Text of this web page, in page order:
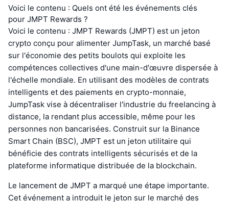
Voici le contenu : Quels ont été les événements clés
pour JMPT Rewards ?
Voici le contenu : JMPT Rewards (JMPT) est un jeton
crypto conçu pour alimenter JumpTask, un marché basé
sur l'économie des petits boulots qui exploite les
compétences collectives d'une main-d'œuvre dispersée à
l'échelle mondiale. En utilisant des modèles de contrats
intelligents et des paiements en crypto-monnaie,
JumpTask vise à décentraliser l'industrie du freelancing à
distance, la rendant plus accessible, même pour les
personnes non bancarisées. Construit sur la Binance
Smart Chain (BSC), JMPT est un jeton utilitaire qui
bénéficie des contrats intelligents sécurisés et de la
plateforme informatique distribuée de la blockchain.
Le lancement de JMPT a marqué une étape importante.
Cet événement a introduit le jeton sur le marché des